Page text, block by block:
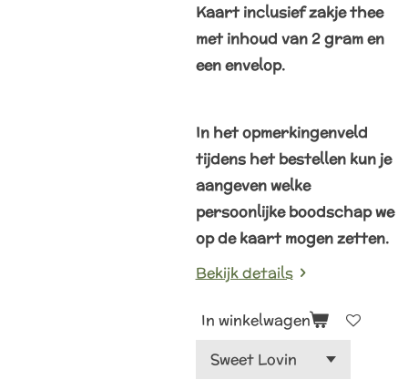
Kaart inclusief zakje thee
met inhoud van 2 gram en
een envelop.
In het opmerkingenveld
tijdens het bestellen kun je
aangeven welke
persoonlijke boodschap we
op de kaart mogen zetten.
Bekijk details
In winkelwagen